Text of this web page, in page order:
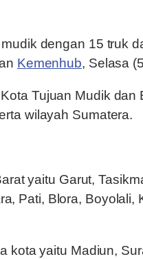
dengan 15 truk
Kemenhub, Selasa
Tujuan Mudik
wilayah Sumatera.
yaitu Garut,
Pati, Blora,
kota yaitu Madiun,